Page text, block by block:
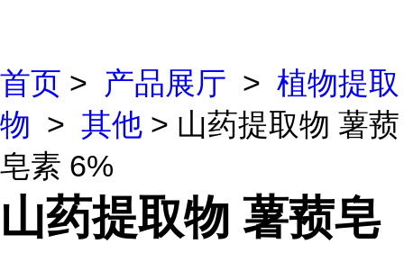
首页 > 产品展厅 > 植物提取
物 > 其他 > 山药提取物 薯蓣
皂素 6%
山药提取物 薯蓣皂